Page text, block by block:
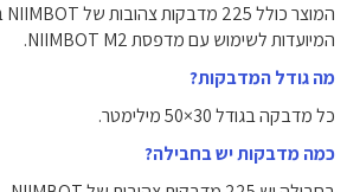
המיועדות לשימוש עם מדפסת NIIMBOT M2.
מה גודל המדבקות?
כל מדבקה בגודל 30×50 מילימטר.
כמה מדבקות יש בחבילה?